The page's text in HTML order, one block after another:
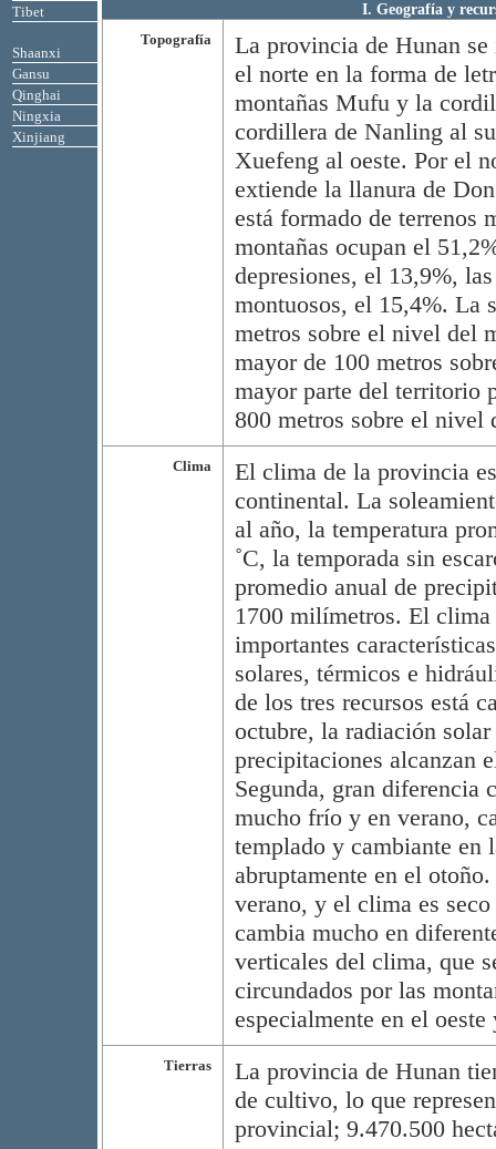
Tibet
Shaanxi
Gansu
Qinghai
Ningxia
Xinjiang
I. Geografía y
Topografía
La provincia de Hunan
el norte en la forma de
montañas Mufu y la
cordillera de Nanling al
Xuefeng al oeste. Por el
extiende la llanura de
está formado de terrenos
montañas ocupan el
depresiones, el 13,9%,
montuosos, el 15,4%. La
metros sobre el nivel del
mayor de 100 metros
mayor parte del territorio
800 metros sobre el nivel
Clima
El clima de la provincia
continental. La
al año, la temperatura
˚C, la temporada sin
promedio anual de
1700 milímetros. El
importantes
solares, térmicos e
de los tres recursos está
octubre, la radiación
precipitaciones alcanzan
Segunda, gran diferencia
mucho frío y en verano,
templado y cambiante en
abruptamente en el
verano, y el clima es
cambia mucho en
verticales del clima, que
circundados por las
especialmente en el
Tierras
La provincia de Hunan
de cultivo, lo que
provincial; 9.470.500